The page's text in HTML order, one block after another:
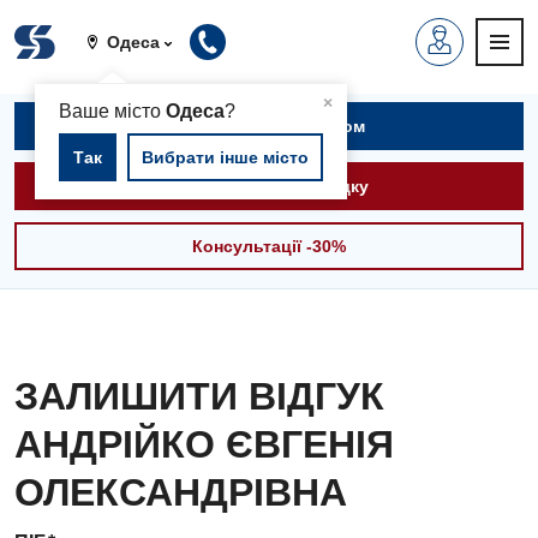
Одеса
×
Ваше містоОдеса?
Так Вибрати інше місто
Записатися на прийом
Викликати швидку
Консультації -30%
ЗАЛИШИТИ ВІДГУК
АНДРІЙКО ЄВГЕНІЯ
ОЛЕКСАНДРІВНА